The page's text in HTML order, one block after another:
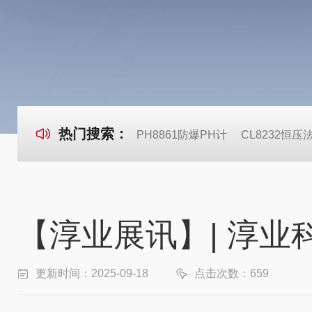
热门搜索： PH8861防爆PH计 CL8232恒压
【淳业展讯】| 淳
更新时间：2025-09-18 点击次数：659